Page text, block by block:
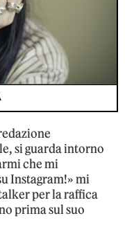
si guarda intorno
che mi
Instagram!» mi
per la raffica
prima sul suo